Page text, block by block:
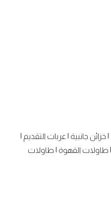
خزائن جانبية عربات التقديم
طاولات القهوة
طاولات